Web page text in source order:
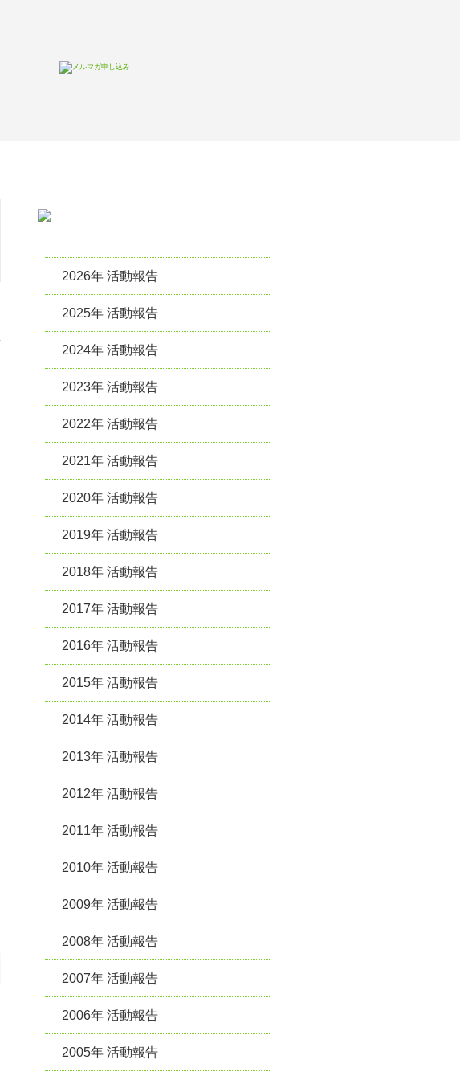
2026年 活動報告
2025年 活動報告
2024年 活動報告
2023年 活動報告
2022年 活動報告
2021年 活動報告
2020年 活動報告
2019年 活動報告
2018年 活動報告
2017年 活動報告
2016年 活動報告
2015年 活動報告
2014年 活動報告
2013年 活動報告
2012年 活動報告
2011年 活動報告
2010年 活動報告
2009年 活動報告
2008年 活動報告
2007年 活動報告
2006年 活動報告
2005年 活動報告